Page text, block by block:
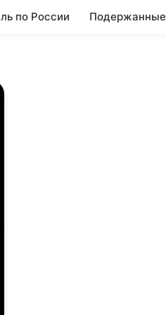
по России Подержанные